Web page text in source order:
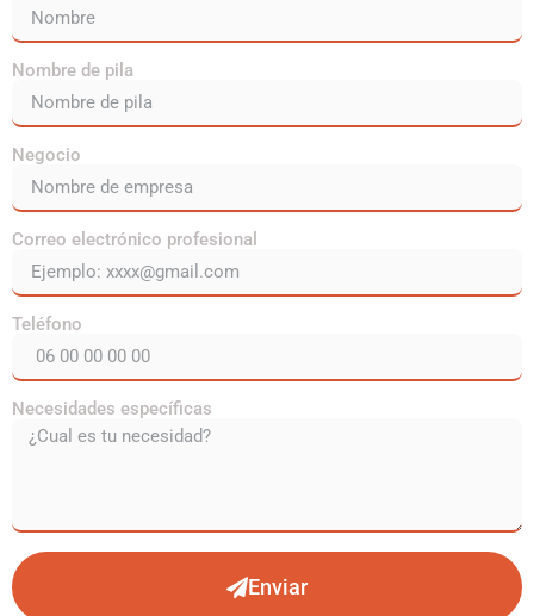
Nombre de pila
Negocio
Correo electrónico profesional
Teléfono
Necesidades específicas
Enviar